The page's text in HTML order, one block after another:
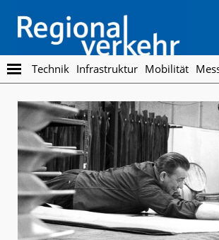
main
content
footer
Regionalverkehr
Die
Fachzeitschrift
den
Öffentlichen
Personennahverkehr
Technik Infrastruktur Mobilität